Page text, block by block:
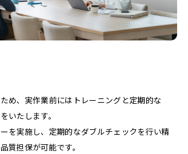
め、実作業前にはトレーニングと定期的な
いたします。
を実施し、定期的なダブルチェックを行い精
質担保が可能です。